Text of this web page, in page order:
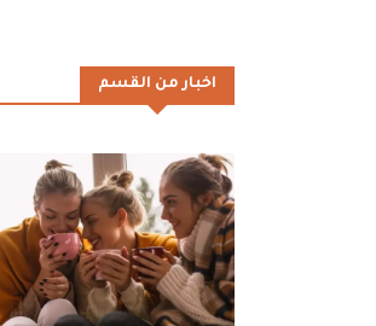
اخبار من القسم